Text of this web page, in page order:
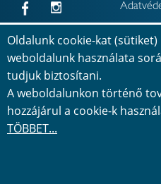
Oldalunk cookie-kat
weboldalunk használata
tudjuk biztosítani.
A weboldalunkon történő
hozzájárul a cookie-k
TÖBBET...
©2026 Minden jog fenntartva